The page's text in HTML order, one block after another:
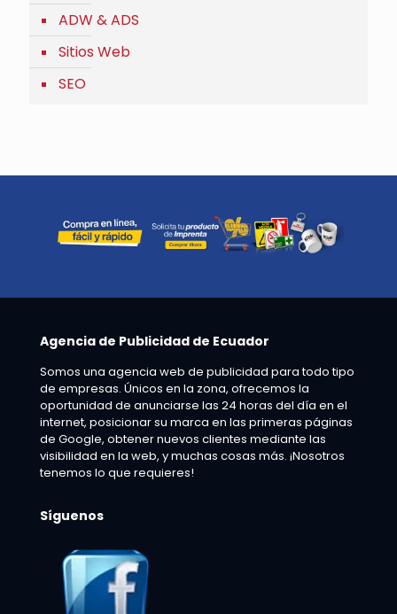
ADW & ADS
Sitios Web
SEO
Agencia de Publicidad de Ecuador
Somos una agencia web de publicidad para todo tipo
de empresas. Únicos en la zona, ofrecemos la
oportunidad de anunciarse las 24 horas del día en el
internet, posicionar su marca en las primeras páginas
de Google, obtener nuevos clientes mediante las
visibilidad en la web, y muchas cosas más. ¡Nosotros
tenemos lo que requieres!
Síguenos